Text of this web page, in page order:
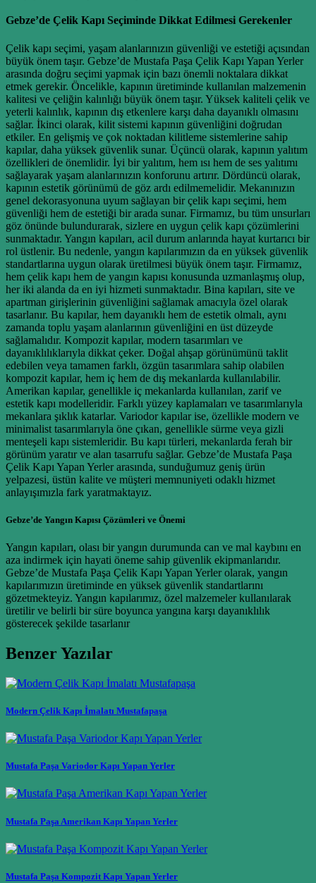
Gebze’de Çelik Kapı Seçiminde Dikkat Edilmesi Gerekenler
Çelik kapı seçimi, yaşam alanlarınızın güvenliği ve estetiği açısından
büyük önem taşır. Gebze’de Mustafa Paşa Çelik Kapı Yapan Yerler
arasında doğru seçimi yapmak için bazı önemli noktalara dikkat
etmek gerekir. Öncelikle, kapının üretiminde kullanılan malzemenin
kalitesi ve çeliğin kalınlığı büyük önem taşır. Yüksek kaliteli çelik ve
yeterli kalınlık, kapının dış etkenlere karşı daha dayanıklı olmasını
sağlar. İkinci olarak, kilit sistemi kapının güvenliğini doğrudan
etkiler. En gelişmiş ve çok noktadan kilitleme sistemlerine sahip
kapılar, daha yüksek güvenlik sunar. Üçüncü olarak, kapının yalıtım
özellikleri de önemlidir. İyi bir yalıtım, hem ısı hem de ses yalıtımı
sağlayarak yaşam alanlarınızın konforunu artırır. Dördüncü olarak,
kapının estetik görünümü de göz ardı edilmemelidir. Mekanınızın
genel dekorasyonuna uyum sağlayan bir çelik kapı seçimi, hem
güvenliği hem de estetiği bir arada sunar. Firmamız, bu tüm unsurları
göz önünde bulundurarak, sizlere en uygun çelik kapı çözümlerini
sunmaktadır. Yangın kapıları, acil durum anlarında hayat kurtarıcı bir
rol üstlenir. Bu nedenle, yangın kapılarımızın da en yüksek güvenlik
standartlarına uygun olarak üretilmesi büyük önem taşır. Firmamız,
hem çelik kapı hem de yangın kapısı konusunda uzmanlaşmış olup,
her iki alanda da en iyi hizmeti sunmaktadır. Bina kapıları, site ve
apartman girişlerinin güvenliğini sağlamak amacıyla özel olarak
tasarlanır. Bu kapılar, hem dayanıklı hem de estetik olmalı, aynı
zamanda toplu yaşam alanlarının güvenliğini en üst düzeyde
sağlamalıdır. Kompozit kapılar, modern tasarımları ve
dayanıklılıklarıyla dikkat çeker. Doğal ahşap görünümünü taklit
edebilen veya tamamen farklı, özgün tasarımlara sahip olabilen
kompozit kapılar, hem iç hem de dış mekanlarda kullanılabilir.
Amerikan kapılar, genellikle iç mekanlarda kullanılan, zarif ve
estetik kapı modelleridir. Farklı yüzey kaplamaları ve tasarımlarıyla
mekanlara şıklık katarlar. Variodor kapılar ise, özellikle modern ve
minimalist tasarımlarıyla öne çıkan, genellikle sürme veya gizli
menteşeli kapı sistemleridir. Bu kapı türleri, mekanlarda ferah bir
görünüm yaratır ve alan tasarrufu sağlar. Gebze’de Mustafa Paşa
Çelik Kapı Yapan Yerler arasında, sunduğumuz geniş ürün
yelpazesi, üstün kalite ve müşteri memnuniyeti odaklı hizmet
anlayışımızla fark yaratmaktayız.
Gebze’de Yangın Kapısı Çözümleri ve Önemi
Yangın kapıları, olası bir yangın durumunda can ve mal kaybını en
aza indirmek için hayati öneme sahip güvenlik ekipmanlarıdır.
Gebze’de Mustafa Paşa Çelik Kapı Yapan Yerler olarak, yangın
kapılarımızın üretiminde en yüksek güvenlik standartlarını
gözetmekteyiz. Yangın kapılarımız, özel malzemeler kullanılarak
üretilir ve belirli bir süre boyunca yangına karşı dayanıklılık
gösterecek şekilde tasarlanır
Benzer Yazılar
Modern Çelik Kapı İmalatı Mustafapaşa
Mustafa Paşa Variodor Kapı Yapan Yerler
Mustafa Paşa Amerikan Kapı Yapan Yerler
Mustafa Paşa Kompozit Kapı Yapan Yerler